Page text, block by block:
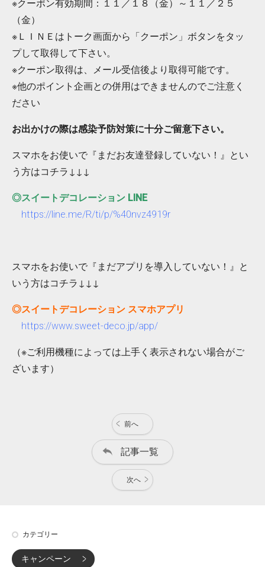
※クーポン有効期間：１１／１８（金）～１１／２５
（金）
※ＬＩＮＥはトーク画面から「クーポン」ボタンをタッ
プして取得して下さい。
※クーポン取得は、メール受信後より取得可能です。
※他のポイント企画との併用はできませんのでご注意く
ださい
お出かけの際は感染予防対策に十分ご留意下さい。
スマホをお使いで『まだお友達登録していない！』とい
う方はコチラ↓↓↓
◎スイートデコレーション LINE
https://line.me/R/ti/p/%40nvz4919r
スマホをお使いで『まだアプリを導入していない！』と
いう方はコチラ↓↓↓
◎スイートデコレーション スマホアプリ
https://www.sweet-deco.jp/app/
（※ご利用機種によっては上手く表示されない場合がご
ざいます）
前へ
記事一覧
次へ
カテゴリー
キャンペーン